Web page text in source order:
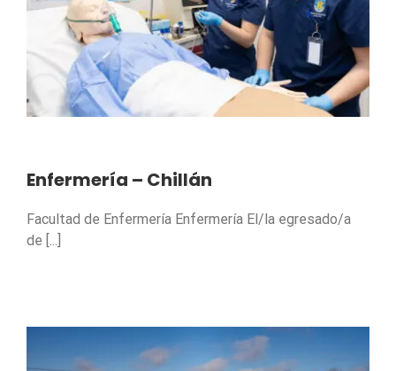
Enfermería – Chillán
Facultad de Enfermería Enfermería El/la egresado/a
de [...]